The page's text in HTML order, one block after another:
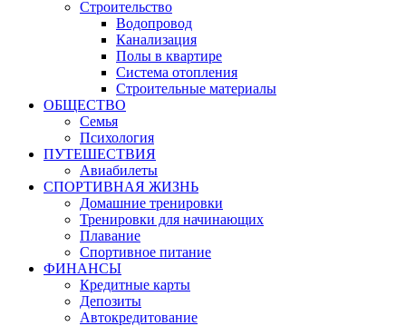
Строительство
Водопровод
Канализация
Полы в квартире
Система отопления
Строительные материалы
ОБЩЕСТВО
Семья
Психология
ПУТЕШЕСТВИЯ
Авиабилеты
СПОРТИВНАЯ ЖИЗНЬ
Домашние тренировки
Тренировки для начинающих
Плавание
Спортивное питание
ФИНАНСЫ
Кредитные карты
Депозиты
Автокредитование